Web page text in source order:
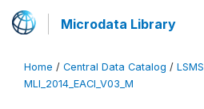
Microdata Library
Home / Central Data Catalog / LSMS
MLI_2014_EACI_V03_M